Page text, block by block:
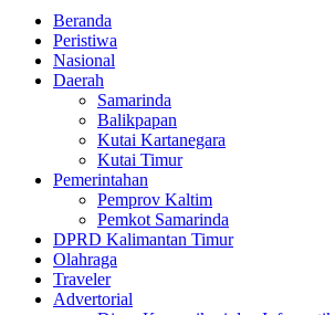
Beranda
Peristiwa
Nasional
Daerah
Samarinda
Balikpapan
Kutai Kartanegara
Kutai Timur
Pemerintahan
Pemprov Kaltim
Pemkot Samarinda
DPRD Kalimantan Timur
Olahraga
Traveler
Advertorial